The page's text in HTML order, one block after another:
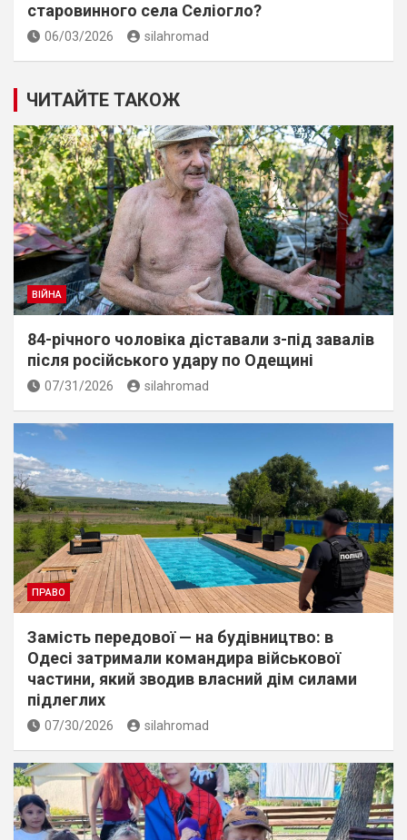
старовинного села Селіогло?
06/03/2026 silahromad
ЧИТАЙТЕ ТАКОЖ
ВІЙНА
84-річного чоловіка діставали з-під завалів
пiсля росiйського удару по Одещині
07/31/2026 silahromad
ПРАВО
Замість передової — на будівництво: в
Одесі затримали командира військової
частини, який зводив власний дім силами
підлеглих
07/30/2026 silahromad